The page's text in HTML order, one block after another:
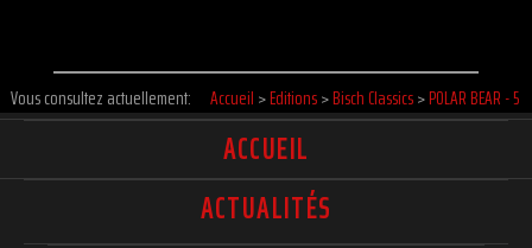
Vous consultez actuellement: Accueil >Editions>Bisch Classics>POLAR BEAR - 5
ACCUEIL
ACTUALITÉS